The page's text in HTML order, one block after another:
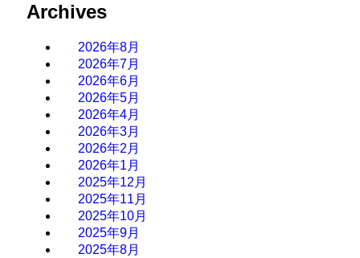
Archives
2026年8月
2026年7月
2026年6月
2026年5月
2026年4月
2026年3月
2026年2月
2026年1月
2025年12月
2025年11月
2025年10月
2025年9月
2025年8月